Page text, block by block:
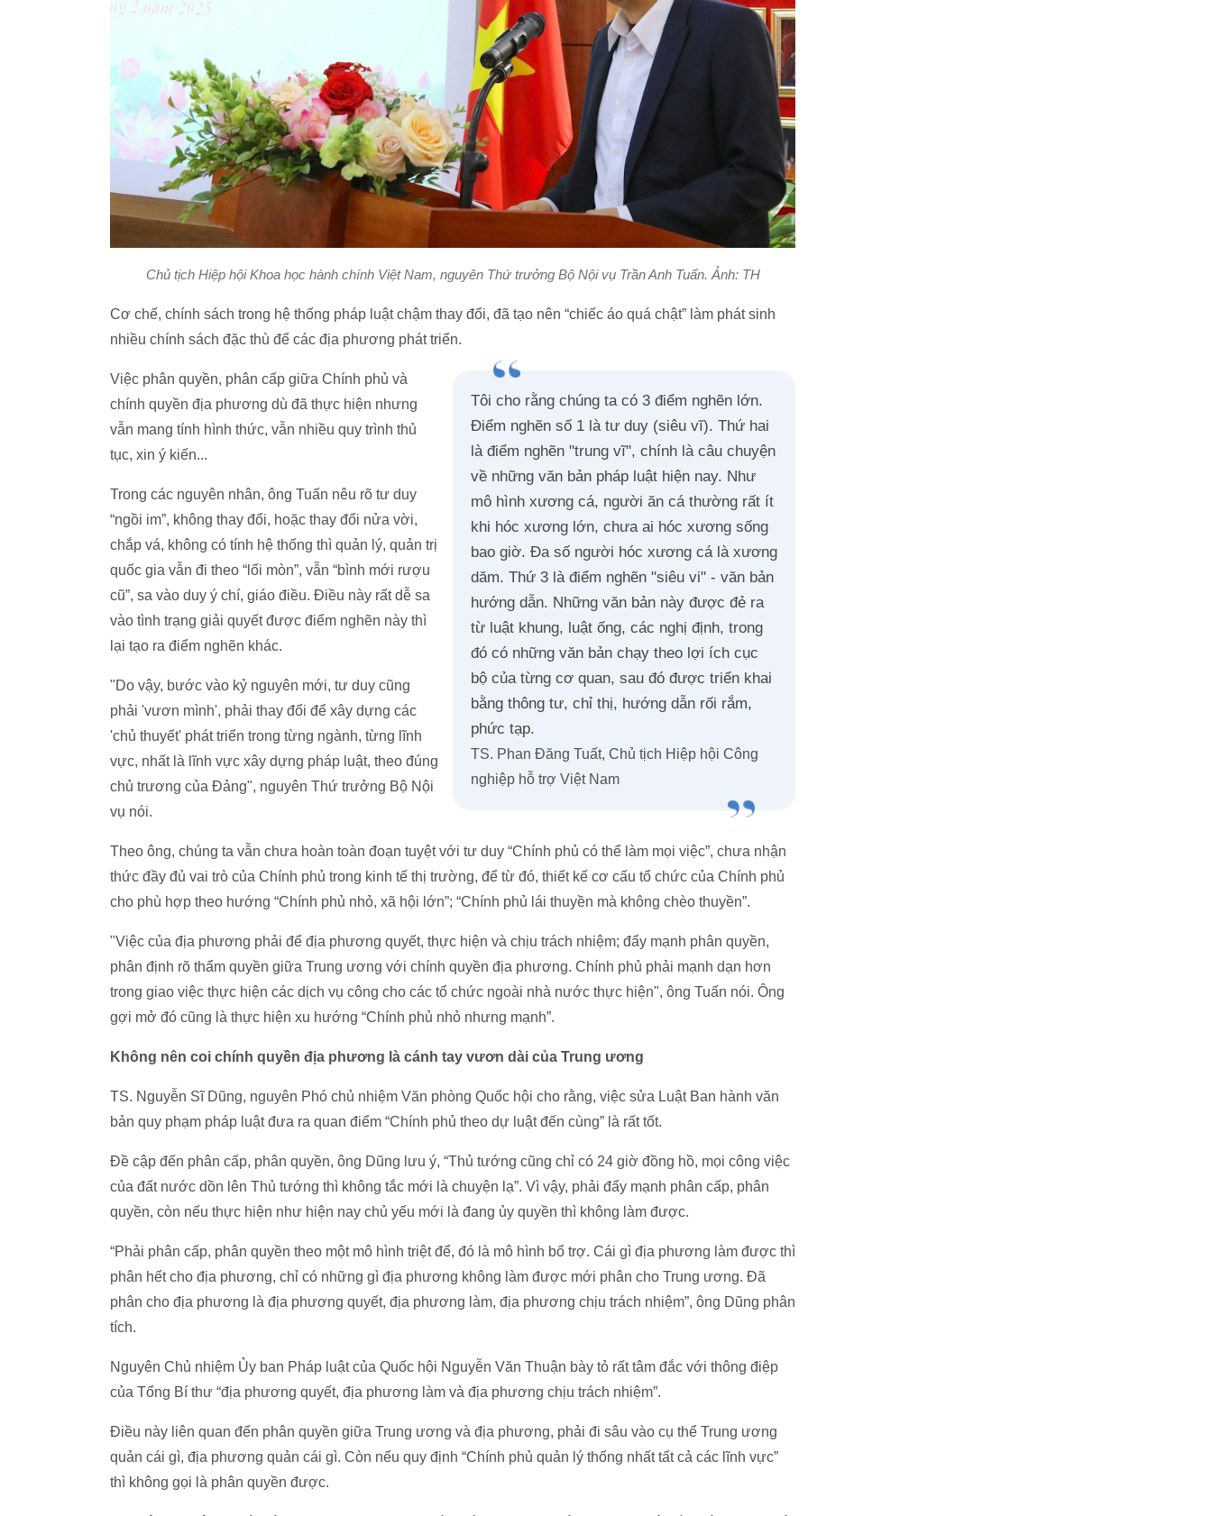
Chủ tịch Hiệp hội Khoa học hành chính Việt Nam, nguyên Thứ trưởng Bộ Nội vụ Trần Anh Tuấn. Ảnh: TH
Cơ chế, chính sách trong hệ thống pháp luật chậm thay đổi, đã tạo nên “chiếc áo quá chật” làm phát sinh
nhiều chính sách đặc thù để các địa phương phát triển.
Tôi cho rằng chúng ta có 3 điểm nghẽn lớn.
Điểm nghẽn số 1 là tư duy (siêu vĩ). Thứ hai
là điểm nghẽn "trung vĩ", chính là câu chuyện
về những văn bản pháp luật hiện nay. Như
mô hình xương cá, người ăn cá thường rất ít
khi hóc xương lớn, chưa ai hóc xương sống
bao giờ. Đa số người hóc xương cá là xương
dăm. Thứ 3 là điểm nghẽn "siêu vi" - văn bản
hướng dẫn. Những văn bản này được đẻ ra
từ luật khung, luật ống, các nghị định, trong
đó có những văn bản chạy theo lợi ích cục
bộ của từng cơ quan, sau đó được triển khai
bằng thông tư, chỉ thị, hướng dẫn rối rắm,
phức tạp.
TS. Phan Đăng Tuất, Chủ tịch Hiệp hội Công
nghiệp hỗ trợ Việt Nam
Việc phân quyền, phân cấp giữa Chính phủ và
chính quyền địa phương dù đã thực hiện nhưng
vẫn mang tính hình thức, vẫn nhiều quy trình thủ
tục, xin ý kiến...
Trong các nguyên nhân, ông Tuấn nêu rõ tư duy
“ngồi im”, không thay đổi, hoặc thay đổi nửa vời,
chắp vá, không có tính hệ thống thì quản lý, quản trị
quốc gia vẫn đi theo “lối mòn”, vẫn “bình mới rượu
cũ”, sa vào duy ý chí, giáo điều. Điều này rất dễ sa
vào tình trạng giải quyết được điểm nghẽn này thì
lại tạo ra điểm nghẽn khác.
"Do vậy, bước vào kỷ nguyên mới, tư duy cũng
phải 'vươn mình', phải thay đổi để xây dựng các
'chủ thuyết' phát triển trong từng ngành, từng lĩnh
vực, nhất là lĩnh vực xây dựng pháp luật, theo đúng
chủ trương của Đảng", nguyên Thứ trưởng Bộ Nội
vụ nói.
Theo ông, chúng ta vẫn chưa hoàn toàn đoạn tuyệt với tư duy “Chính phủ có thể làm mọi việc”, chưa nhận
thức đầy đủ vai trò của Chính phủ trong kinh tế thị trường, để từ đó, thiết kế cơ cấu tổ chức của Chính phủ
cho phù hợp theo hướng “Chính phủ nhỏ, xã hội lớn”; “Chính phủ lái thuyền mà không chèo thuyền”.
"Việc của địa phương phải để địa phương quyết, thực hiện và chịu trách nhiệm; đẩy mạnh phân quyền,
phân định rõ thẩm quyền giữa Trung ương với chính quyền địa phương. Chính phủ phải mạnh dạn hơn
trong giao việc thực hiện các dịch vụ công cho các tổ chức ngoài nhà nước thực hiện", ông Tuấn nói. Ông
gợi mở đó cũng là thực hiện xu hướng “Chính phủ nhỏ nhưng mạnh”.
Không nên coi chính quyền địa phương là cánh tay vươn dài của Trung ương
TS. Nguyễn Sĩ Dũng, nguyên Phó chủ nhiệm Văn phòng Quốc hội cho rằng, việc sửa Luật Ban hành văn
bản quy phạm pháp luật đưa ra quan điểm “Chính phủ theo dự luật đến cùng” là rất tốt.
Đề cập đến phân cấp, phân quyền, ông Dũng lưu ý, “Thủ tướng cũng chỉ có 24 giờ đồng hồ, mọi công việc
của đất nước dồn lên Thủ tướng thì không tắc mới là chuyện lạ”. Vì vậy, phải đẩy mạnh phân cấp, phân
quyền, còn nếu thực hiện như hiện nay chủ yếu mới là đang ủy quyền thì không làm được.
“Phải phân cấp, phân quyền theo một mô hình triệt để, đó là mô hình bổ trợ. Cái gì địa phương làm được thì
phân hết cho địa phương, chỉ có những gì địa phương không làm được mới phân cho Trung ương. Đã
phân cho địa phương là địa phương quyết, địa phương làm, địa phương chịu trách nhiệm”, ông Dũng phân
tích.
Nguyên Chủ nhiệm Ủy ban Pháp luật của Quốc hội Nguyễn Văn Thuận bày tỏ rất tâm đắc với thông điệp
của Tổng Bí thư “địa phương quyết, địa phương làm và địa phương chịu trách nhiệm”.
Điều này liên quan đến phân quyền giữa Trung ương và địa phương, phải đi sâu vào cụ thể Trung ương
quản cái gì, địa phương quản cái gì. Còn nếu quy định “Chính phủ quản lý thống nhất tất cả các lĩnh vực”
thì không gọi là phân quyền được.